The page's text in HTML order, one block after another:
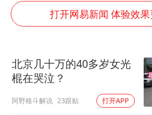
《欢迎来龙餐馆
打开网易新闻 体验效
北京几十万的40多岁女光
棍在哭泣？
阿野格斗解说 23跟贴 打开APP